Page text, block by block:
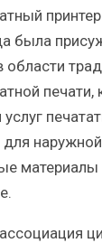
была
области
печати,